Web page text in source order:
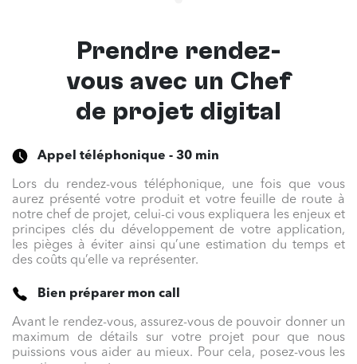
Prendre rendez-
vous avec un Chef
de projet digital
Appel téléphonique - 30 min
Lors du rendez-vous téléphonique, une fois que vous
aurez présenté votre produit et votre feuille de route à
notre chef de projet, celui-ci vous expliquera les enjeux et
principes clés du développement de votre application,
les pièges à éviter ainsi qu’une estimation du temps et
des coûts qu’elle va représenter.
Bien préparer mon call
Avant le rendez-vous, assurez-vous de pouvoir donner un
maximum de détails sur votre projet pour que nous
puissions vous aider au mieux. Pour cela, posez-vous les